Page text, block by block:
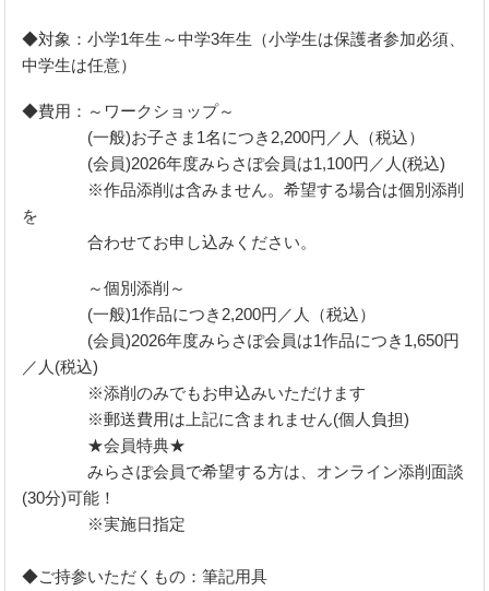
◆対象：小学1年生～中学3年生（小学生は保護者参加必須、
中学生は任意）
◆費用：～ワークショップ～
(一般)お子さま1名につき2,200円／人（税込）
(会員)2026年度みらさぽ会員は1,100円／人(税込)
※作品添削は含みません。希望する場合は個別添削
を
合わせてお申し込みください。
～個別添削～
(一般)1作品につき2,200円／人（税込）
(会員)2026年度みらさぽ会員は1作品につき1,650円
／人(税込)
※添削のみでもお申込みいただけます
※郵送費用は上記に含まれません(個人負担)
★会員特典★
みらさぽ会員で希望する方は、オンライン添削面談
(30分)可能！
※実施日指定
◆ご持参いただくもの：筆記用具